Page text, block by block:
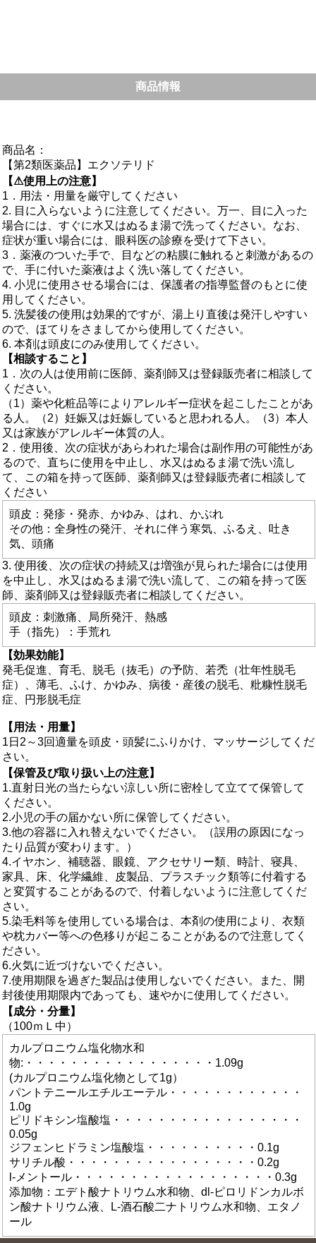
商品情報
商品名：
【第2類医薬品】エクソテリド
【⚠使用上の注意】
1．用法・用量を厳守してください
2. 目に入らないように注意してください。万一、目に入った
場合には、すぐに水又はぬるま湯で洗ってください。なお、
症状が重い場合には、眼科医の診療を受けて下さい。
3．薬液のついた手で、目などの粘膜に触れると刺激があるの
で、手に付いた薬液はよく洗い落してください。
4. 小児に使用させる場合には、保護者の指導監督のもとに使
用してください。
5. 洗髪後の使用は効果的ですが、湯上り直後は発汗しやすい
ので、ほてりをさましてから使用してください。
6. 本剤は頭皮にのみ使用してください。
【相談すること】
1．次の人は使用前に医師、薬剤師又は登録販売者に相談して
ください。
（1）薬や化粧品等によりアレルギー症状を起こしたことがあ
る人。（2）妊娠又は妊娠していると思われる人。（3）本人
又は家族がアレルギー体質の人。
2．使用後、次の症状があらわれた場合は副作用の可能性があ
るので、直ちに使用を中止し、水又はぬるま湯で洗い流し
て、この箱を持って医師、薬剤師又は登録販売者に相談して
ください
頭皮：発疹・発赤、かゆみ、はれ、かぶれ
その他：全身性の発汗、それに伴う寒気、ふるえ、吐き
気、頭痛
3. 使用後、次の症状の持続又は増強が見られた場合には使用
を中止し、水又はぬるま湯で洗い流して、この箱を持って医
師、薬剤師又は登録販売者に相談してください。
頭皮：刺激痛、局所発汗、熱感
手（指先）：手荒れ
【効果効能】
発毛促進、育毛、脱毛（抜毛）の予防、若禿（壮年性脱毛
症）、薄毛、ふけ、かゆみ、病後・産後の脱毛、粃糠性脱毛
症、円形脱毛症
【用法・用量】
1日2～3回適量を頭皮・頭髪にふりかけ、マッサージしてくだ
さい。
【保管及び取り扱い上の注意】
1.直射日光の当たらない涼しい所に密栓して立てて保管して
ください。
2.小児の手の届かない所に保管してください。
3.他の容器に入れ替えないでください。（誤用の原因になっ
たり品質が変わります。）
4.イヤホン、補聴器、眼鏡、アクセサリー類、時計、寝具、
家具、床、化学繊維、皮製品、プラスチック類等に付着する
と変質することがあるので、付着しないように注意してくだ
さい。
5.染毛料等を使用している場合は、本剤の使用により、衣類
や枕カバー等への色移りが起こることがあるので注意してく
ださい。
6.火気に近づけないでください。
7.使用期限を過ぎた製品は使用しないでください。また、開
封後使用期限内であっても、速やかに使用してください。
【成分・分量】
（100ｍＬ中）
カルプロニウム塩化物水和
物:・・・・・・・・・・・・・・・・・1.09g
(カルプロニウム塩化物として1g）
パントテニールエチルエーテル・・・・・・・・・・・・
1.0g
ピリドキシン塩酸塩・・・・・・・・・・・・・・・・・
0.05g
ジフェンヒドラミン塩酸塩・・・・・・・・・・0.1g
サリチル酸・・・・・・・・・・・・・・・・・0.2g
l-メントール・・・・・・・・・・・・・・・・・・0.3g
添加物：エデト酸ナトリウム水和物、dl-ピロリドンカルボ
ン酸ナトリウム液、L-酒石酸二ナトリウム水和物、エタノ
ール